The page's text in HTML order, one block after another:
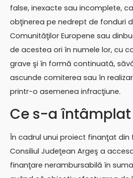
false, inexacte sau incomplete,
obţinerea pe nedrept de fonduri
Comunităţilor Europene sau
de acestea ori în numele lor, cu
grave şi în formă continuată,
ascunde comiterea sau în
printr-o asemenea infracţiune.
Ce s-a
În cadrul unui proiect finanţat din
Consiliul Judeţean Argeş a
finanţare nerambursabilă în